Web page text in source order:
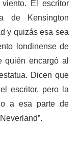
El escritor
de Kensington
y quizás esa sea
londinense de
quién encargó al
Dicen que
escritor, pero la
a esa parte de